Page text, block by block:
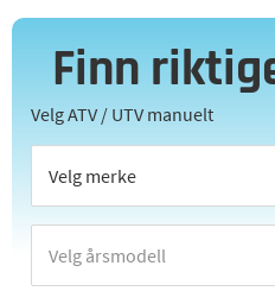
Finn
Velg ATV / UTV manuelt